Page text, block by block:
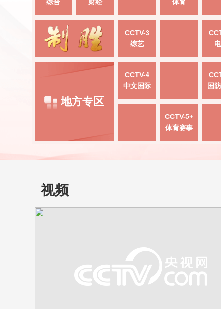
综合 财经 体育
CCTV-3
综艺
地方专区
CCTV-4
中文国际
国
CCTV-5+
体育赛事
视频